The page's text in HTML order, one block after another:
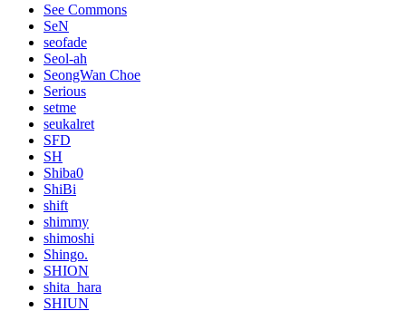
See Commons
SeN
seofade
Seol-ah
SeongWan Choe
Serious
setme
seukalret
SFD
SH
Shiba0
ShiBi
shift
shimmy
shimoshi
Shingo.
SHION
shita_hara
SHIUN